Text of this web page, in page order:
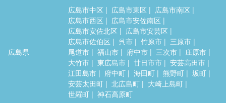
広島県
広島市中区 広島市東区
広島市南区
広島市西区
広島市安佐南区
広島市安佐北区
広島市安芸区
広島市佐伯区
呉市 竹原市
三原市
尾道市
福山市 府中市 三次市
庄原市
大竹市
東広島市 廿日市市
安芸高田市
江田島市
府中町 海田町 熊野町
坂町
安芸太田町
北広島町
大崎上島町
世羅町
神石高原町